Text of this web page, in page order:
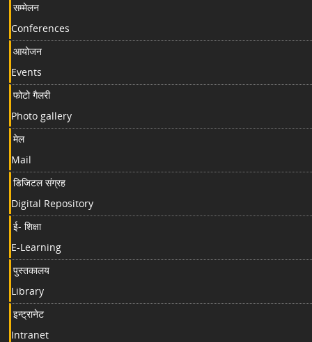
सम्मेलन
Conferences
आयोजन
Events
फोटो गैलरी
Photo gallery
मेल
Mail
डिजिटल संग्रह
Digital Repository
ई- शिक्षा
E-Learning
पुस्तकालय
Library
इन्ट्रानेट
Intranet